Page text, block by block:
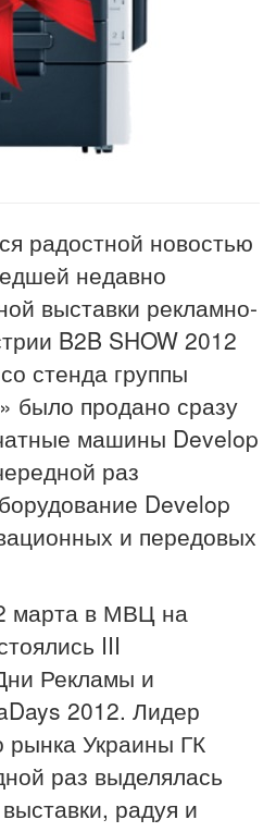
радостной новостью
недавно
выставки рекламно-
B2B SHOW 2012
стенда группы
было продано сразу
машины Develop
раз
Develop
и передовых
марта в МВЦ на
III
Рекламы и
2012. Лидер
рынка Украины ГК
раз выделялась
радуя и